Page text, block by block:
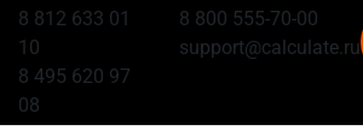
8 812 633 01
10
8 495 620 97
08
8 800 555-70-00
support@calculate.ru